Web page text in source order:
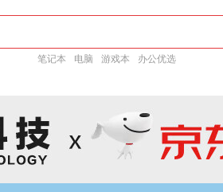
笔记本 电脑 游戏本 办公优选